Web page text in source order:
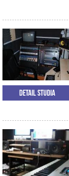
Detail studia